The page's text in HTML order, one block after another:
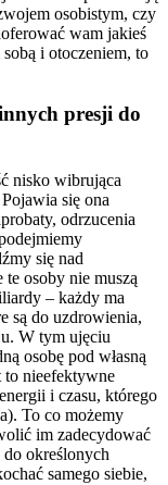
osobistym, czy
wam jakieś
i otoczeniem, to
presji do
nisko wibrująca
się ona
odrzucenia
się nad
osoby nie muszą
– każdy ma
są do uzdrowienia,
W tym ujęciu
osobę pod własną
to nieefektywne
i czasu, którego
To co możemy
im zadecydować
określonych
samego siebie,